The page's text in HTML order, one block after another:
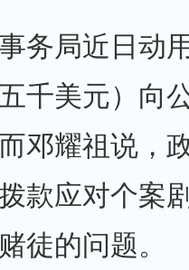
务局近日动
千美元）向
邓耀祖说，
款应对个案
徒的问题。